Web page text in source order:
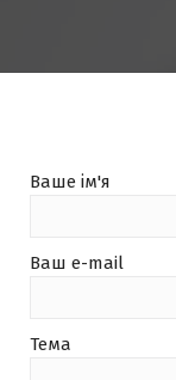
Ваше ім'я
Ваш e-mail
Тема